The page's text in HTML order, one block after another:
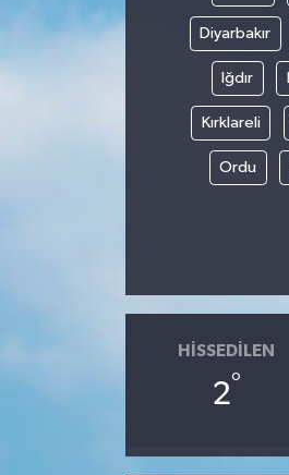
Diyarbakır
Iğdır
Kırklareli
Ordu
HISSEDILEN
2°